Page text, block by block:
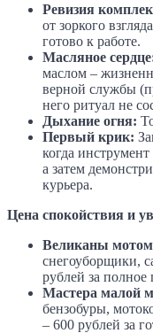
Ревизия
от зоркого
готово к работе.
Масляное
маслом –
верной службы
него ритуал не
Дыхание огня:
Первый крик:
когда
а затем
курьера.
Цена спокойствия и
Великаны
снегоуборщики,
рублей за полное
Мастера малой
бензобуры,
– 600 рублей за